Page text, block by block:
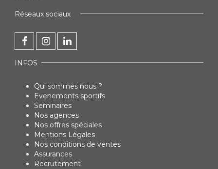
Réseaux sociaux
INFOS
Qui sommes nous ?
Evenements sportifs
Seminaires
Nos agences
Nos offres spéciales
Mentions Légales
Nos conditions de ventes
Assurances
Recrutement